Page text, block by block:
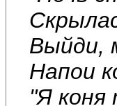
Выйди,
Напои
"Я коня